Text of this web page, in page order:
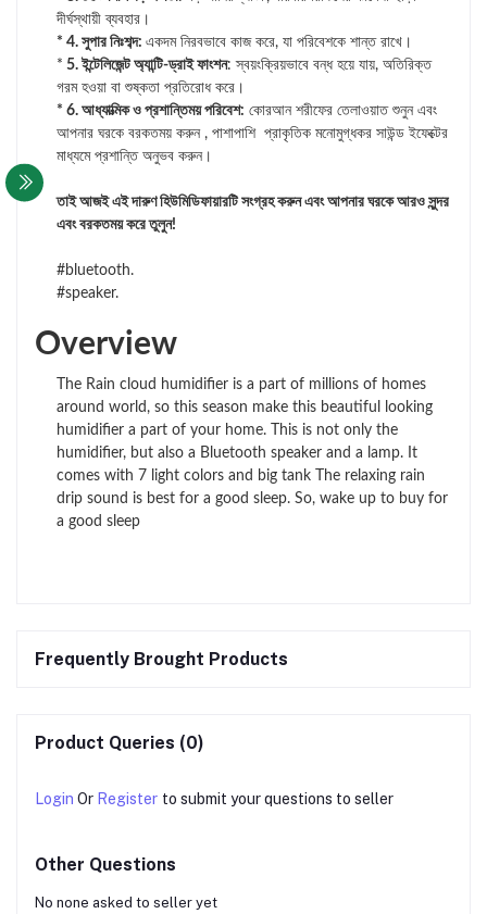
দীর্ঘস্থায়ী ব্যবহার।
* 4. সুপার নিঃশব্দ: একদম নিরবভাবে কাজ করে, যা পরিবেশকে শান্ত রাখে।
* 5. ইন্টেলিজেন্ট অ্যান্টি-ড্রাই ফাংশন: স্বয়ংক্রিয়ভাবে বন্ধ হয়ে যায়, অতিরিক্ত
গরম হওয়া বা শুষ্কতা প্রতিরোধ করে।
* 6. আধ্যাত্মিক ও প্রশান্তিময় পরিবেশ: কোরআন শরীফের তেলাওয়াত শুনুন এবং
আপনার ঘরকে বরকতময় করুন , পাশাপাশি প্রাকৃতিক মনোমুগ্ধকর সাউন্ড ইফেক্টের
মাধ্যমে প্রশান্তি অনুভব করুন।
তাই আজই এই দারুণ হিউমিডিফায়ারটি সংগ্রহ করুন এবং আপনার ঘরকে আরও সুন্দর
এবং বরকতময় করে তুলুন!
#bluetooth.
#speaker.
Overview
The Rain cloud humidifier is a part of millions of homes
around world, so this season make this beautiful looking
humidifier a part of your home. This is not only the
humidifier, but also a Bluetooth speaker and a lamp. It
comes with 7 light colors and big tank The relaxing rain
drip sound is best for a good sleep. So, wake up to buy for
a good sleep
Frequently Brought Products
Product Queries (0)
Login Or Register to submit your questions to seller
Other Questions
No none asked to seller yet